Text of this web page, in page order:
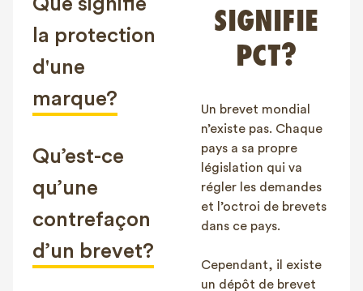
la protection
d'une
marque?
Qu’est-ce
qu’une
contrefaçon
d’un brevet?
SIGNIFIE
PCT?
Un brevet mondial
n’existe pas. Chaque
pays a sa propre
législation qui va
régler les demandes
et l’octroi de brevets
dans ce pays.
Cependant, il existe
un dépôt de brevet